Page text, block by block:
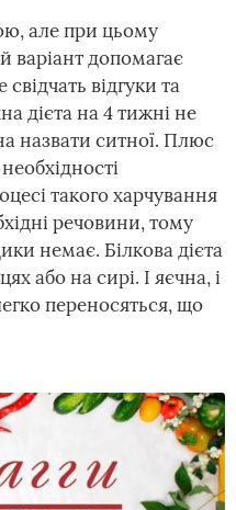
але при цьому
допомагає
відгуки та
дієта на 4 тижні не
назвати ситної. Плюс
такого харчування
речовини, тому
немає. Білкова дієта
або на сирі. І яєчна, і
переносяться, що